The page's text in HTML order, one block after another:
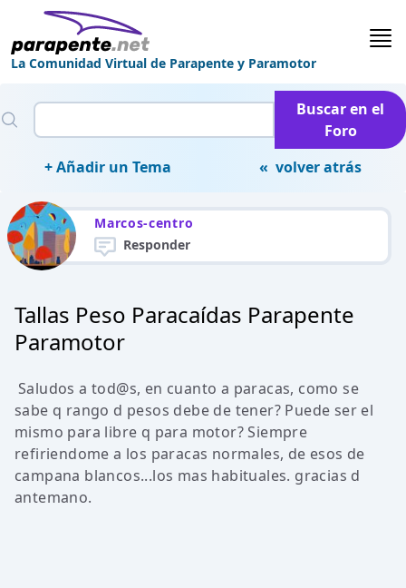
La Comunidad Virtual de Parapente y Paramotor
Buscar en el
Foro
+ Añadir un Tema
« volver atrás
Marcos-centro
Responder
Tallas Peso Paracaídas Parapente
Paramotor
Saludos a tod@s, en cuanto a paracas, como se
sabe q rango d pesos debe de tener? Puede ser el
mismo para libre q para motor? Siempre
refiriendome a los paracas normales, de esos de
campana blancos...los mas habituales. gracias d
antemano.